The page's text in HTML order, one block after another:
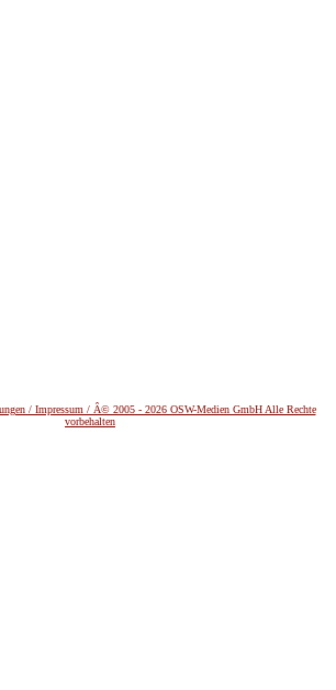
/ Impressum / Â© 2005 - 2026 OSW-Medien GmbH Alle Rechte
vorbehalten